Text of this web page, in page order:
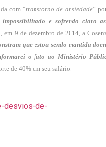
com “transtorno de ansiedade”
e sofrendo claro
em 9 de dezembro de 2014, a
que estou sendo mantida
o fato ao Ministério
de 40% em seu salário.
desvios-de-